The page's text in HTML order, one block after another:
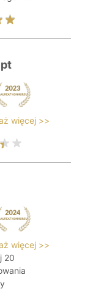
więcej >>
więcej >>
20